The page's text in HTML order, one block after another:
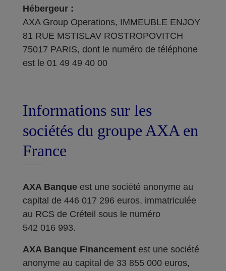
Hébergeur :
AXA Group Operations, IMMEUBLE ENJOY
81 RUE MSTISLAV ROSTROPOVITCH
75017 PARIS, dont le numéro de téléphone
est le 01 49 49 40 00
Informations sur les
sociétés du groupe AXA en
France
AXA Banque est une société anonyme au
capital de 446 017 296 euros, immatriculée
au RCS de Créteil sous le numéro
542 016 993.
AXA Banque Financement est une société
anonyme au capital de 33 855 000 euros,